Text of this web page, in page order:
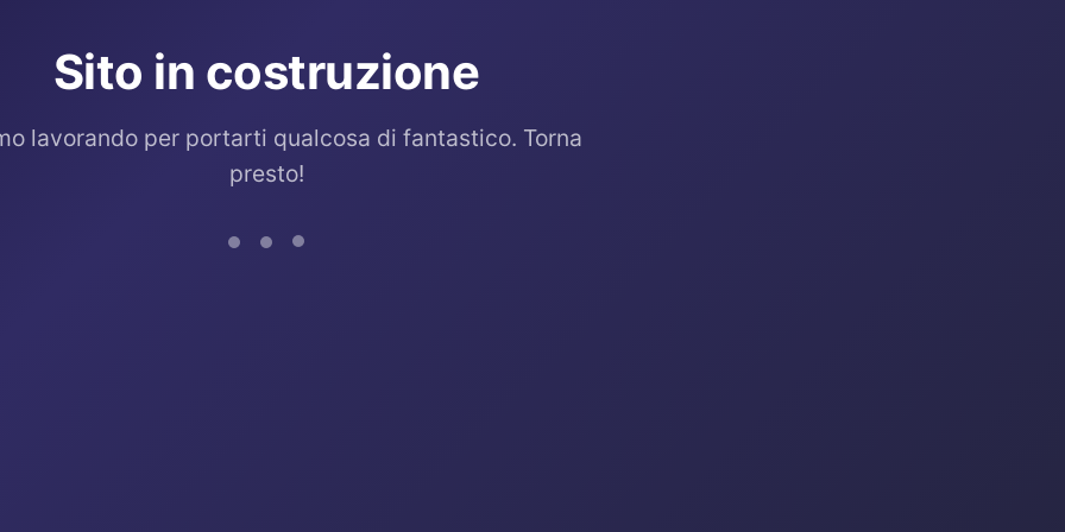
Sito in costruzione
lavorando per portarti qualcosa di fantastico. Torna
presto!